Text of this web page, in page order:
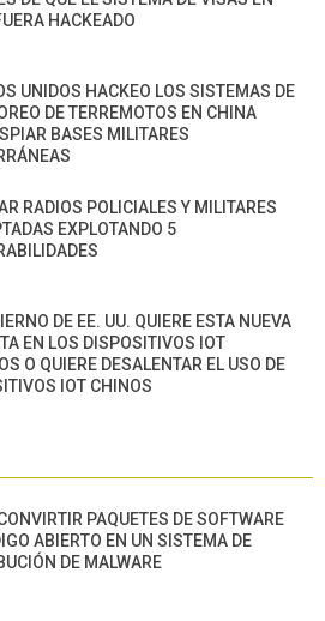
HACKEADO
UNIDOS HACKEO LOS SISTEMAS DE
DE TERREMOTOS EN CHINA
BASES MILITARES
RADIOS POLICIALES Y MILITARES
EXPLOTANDO 5
DE EE. UU. QUIERE ESTA NUEVA
EN LOS DISPOSITIVOS IOT
O QUIERE DESALENTAR EL USO DE
IOT CHINOS
PAQUETES DE SOFTWARE
ABIERTO EN UN SISTEMA DE
DE MALWARE